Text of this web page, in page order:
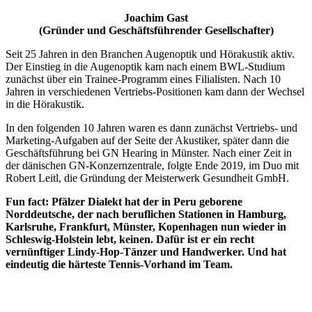
Joachim Gast
(Gründer und Geschäftsführender Gesellschafter)
Seit 25 Jahren in den Branchen Augenoptik und Hörakustik aktiv.
Der Einstieg in die Augenoptik kam nach einem BWL-Studium
zunächst über ein Trainee-Programm eines Filialisten. Nach 10
Jahren in verschiedenen Vertriebs-Positionen kam dann der Wechsel
in die Hörakustik.
In den folgenden 10 Jahren waren es dann zunächst Vertriebs- und
Marketing-Aufgaben auf der Seite der Akustiker, später dann die
Geschäftsführung bei GN Hearing in Münster. Nach einer Zeit in
der dänischen GN-Konzernzentrale, folgte Ende 2019, im Duo mit
Robert Leitl, die Gründung der Meisterwerk Gesundheit GmbH.
Fun fact: Pfälzer Dialekt hat der in Peru geborene
Norddeutsche, der nach beruflichen Stationen in Hamburg,
Karlsruhe, Frankfurt, Münster, Kopenhagen nun wieder in
Schleswig-Holstein lebt, keinen. Dafür ist er ein recht
vernünftiger Lindy-Hop-Tänzer und Handwerker. Und hat
eindeutig die härteste Tennis-Vorhand im Team.